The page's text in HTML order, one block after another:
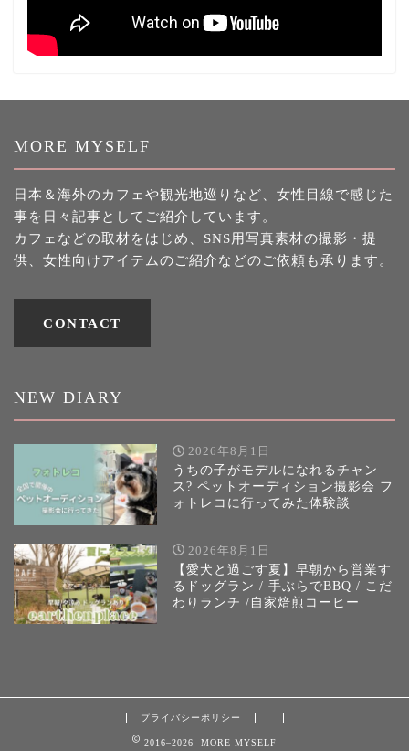
MORE MYSELF
日本＆海外のカフェや観光地巡りなど、女性目線で感じた
事を日々記事としてご紹介しています。
カフェなどの取材をはじめ、SNS用写真素材の撮影・提
供、女性向けアイテムのご紹介などのご依頼も承ります。
CONTACT
NEW DIARY
2026年8月1日
うちの子がモデルになれるチャン
ス? ペットオーディション撮影会 フ
ォトレコに行ってみた体験談
2026年8月1日
【愛犬と過ごす夏】早朝から営業す
るドッグラン / 手ぶらでBBQ / こだ
わりランチ /自家焙煎コーヒー
プライバシーポリシー
2016–2026 MORE MYSELF